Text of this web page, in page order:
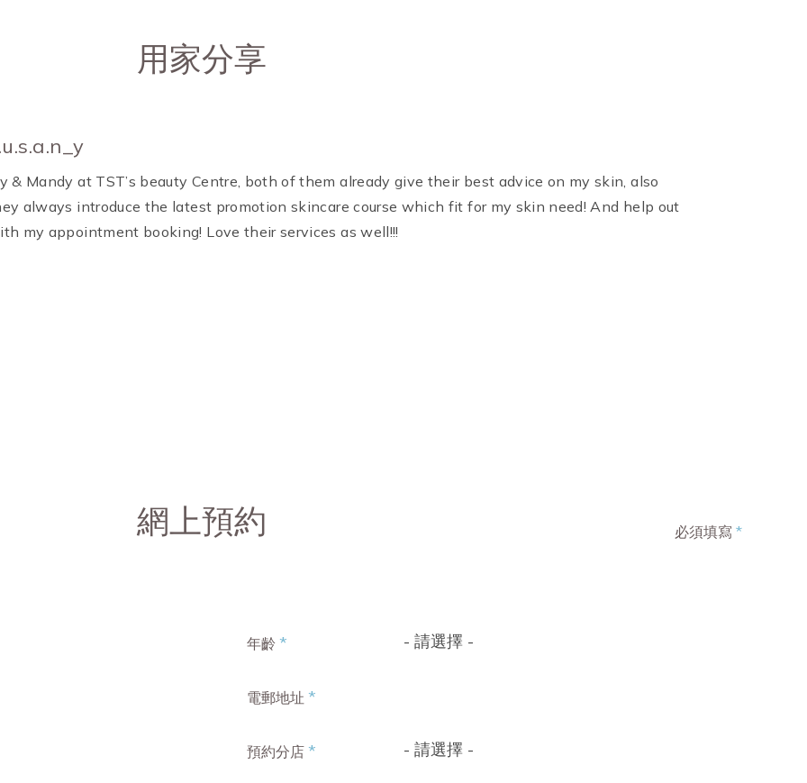
用家分享
& Mandy at TST’s beauty Centre, both of them already give their best advice on my skin, also
always introduce the latest promotion skincare course which fit for my skin need! And help out
my appointment booking! Love their services as well!!!
網上預約 必須填寫 *
年齡 * - 請選擇 -
電郵地址 *
預約分店 * - 請選擇 -